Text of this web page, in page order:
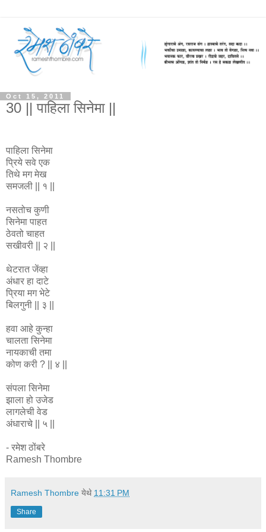
Oct 15, 2011
30 || पाहिला सिनेमा ||
पाहिला सिनेमा
प्रिये सवे एक
तिथे मग मेख
समजली || १ ||
नसतोच कुणी
सिनेमा पाहत
ठेवतो चाहत
सखीवरी || २ ||
थेटरात जेंव्हा
अंधार हा दाटे
प्रिया मग भेटे
बिलगुनी || ३ ||
हवा आहे कुन्हा
चालता सिनेमा
नायकाची तमा
कोण करी ? || ४ ||
संपला सिनेमा
झाला हो उजेड
लागलेची वेड
अंधाराचे || ५ ||
- रमेश ठोंबरे
Ramesh Thombre
Ramesh Thombre येथे 11:31 PM
Share